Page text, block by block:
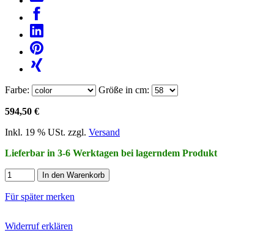
Farbe: Größe in cm:
594,50 €
Inkl. 19 % USt. zzgl. Versand
Lieferbar in 3-6 Werktagen bei lagerndem Produkt
In den Warenkorb
Für später merken
Widerruf erklären